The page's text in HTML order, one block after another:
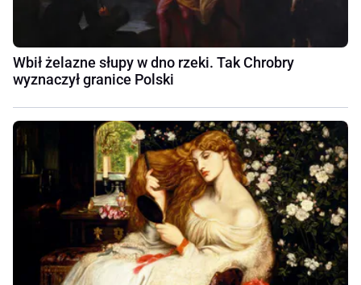
Wbił żelazne słupy w dno rzeki. Tak Chrobry
wyznaczył granice Polski